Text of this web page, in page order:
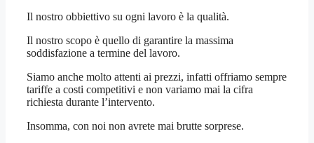
Il nostro obbiettivo su ogni lavoro è la qualità.
Il nostro scopo è quello di garantire la massima
soddisfazione a termine del lavoro.
Siamo anche molto attenti ai prezzi, infatti offriamo sempre
tariffe a costi competitivi e non variamo mai la cifra
richiesta durante l’intervento.
Insomma, con noi non avrete mai brutte sorprese.